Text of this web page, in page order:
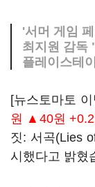
'서머 게임
최지원 감독
플레이스테
[뉴스토마토
원 ▲40원
짓: 서곡(Lies
시했다고 밝혔